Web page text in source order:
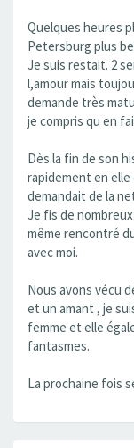
Quelques heures
Petersburg plus
Je suis restait. 2
l,amour mais
demande très
je compris qu en
Dès la fin de son
rapidement en
demandait de la
Je fis de
même rencontré
avec moi.
Nous avons vécu
et un amant , je
femme et elle
fantasmes.
La prochaine fois